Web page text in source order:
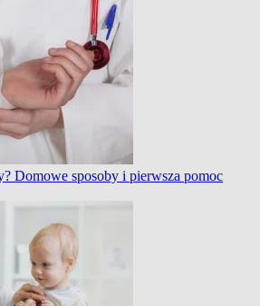
Domowe sposoby i pierwsza pomoc